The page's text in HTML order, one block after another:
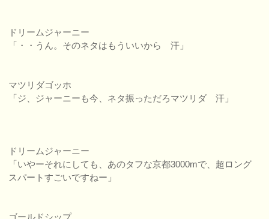
ドリームジャーニー
「・・うん。そのネタはもういいから 汗」
マツリダゴッホ
「ジ、ジャーニーも今、ネタ振っただろマツリダ 汗」
ドリームジャーニー
「いやーそれにしても、あのタフな京都3000mで、超ロング
スパートすごいですねー」